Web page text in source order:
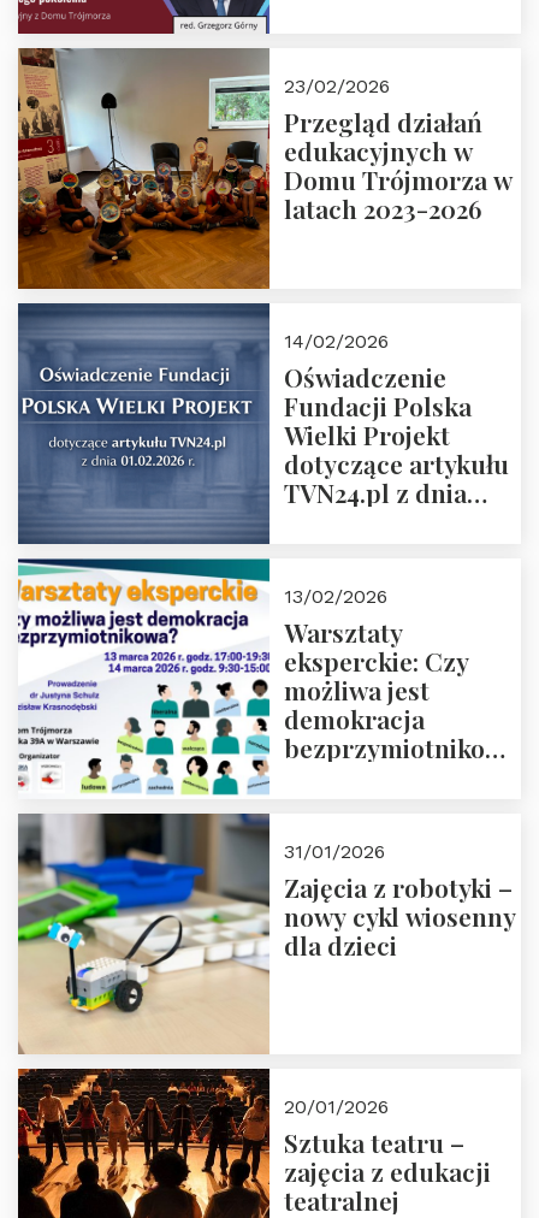
Rozmawiają red.
Grzegorz Górny i
prof. Michał
Łuczewski
23/02/2026
Przegląd działań
edukacyjnych w
Domu Trójmorza w
latach 2023-2026
14/02/2026
Oświadczenie
Fundacji Polska
Wielki Projekt
dotyczące artykułu
TVN24.pl z dnia
13/02/2026
Warsztaty
eksperckie: Czy
możliwa jest
demokracja
bezprzymiotnikowa?
31/01/2026
Zajęcia z robotyki –
nowy cykl wiosenny
dla dzieci
20/01/2026
Sztuka teatru –
zajęcia z edukacji
teatralnej